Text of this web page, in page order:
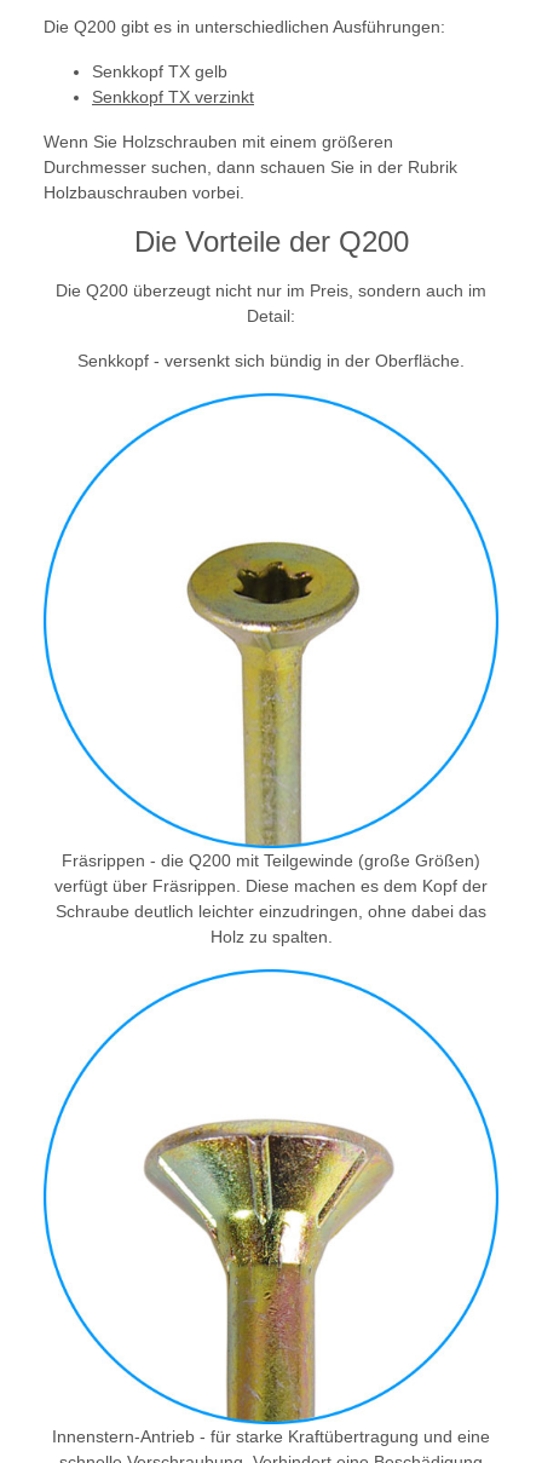
Die Q200 gibt es in unterschiedlichen Ausführungen:
Senkkopf TX gelb
Senkkopf TX verzinkt
Wenn Sie Holzschrauben mit einem größeren
Durchmesser suchen, dann schauen Sie in der Rubrik
Holzbauschrauben vorbei.
Die Vorteile der Q200
Die Q200 überzeugt nicht nur im Preis, sondern auch im
Detail:
Senkkopf - versenkt sich bündig in der Oberfläche.
Fräsrippen - die Q200 mit Teilgewinde (große Größen)
verfügt über Fräsrippen. Diese machen es dem Kopf der
Schraube deutlich leichter einzudringen, ohne dabei das
Holz zu spalten.
Innenstern-Antrieb - für starke Kraftübertragung und eine